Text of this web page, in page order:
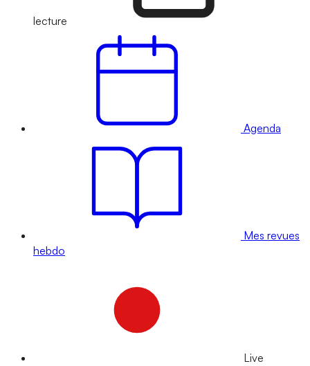
lecture
Agenda
Mes revues
hebdo
Live